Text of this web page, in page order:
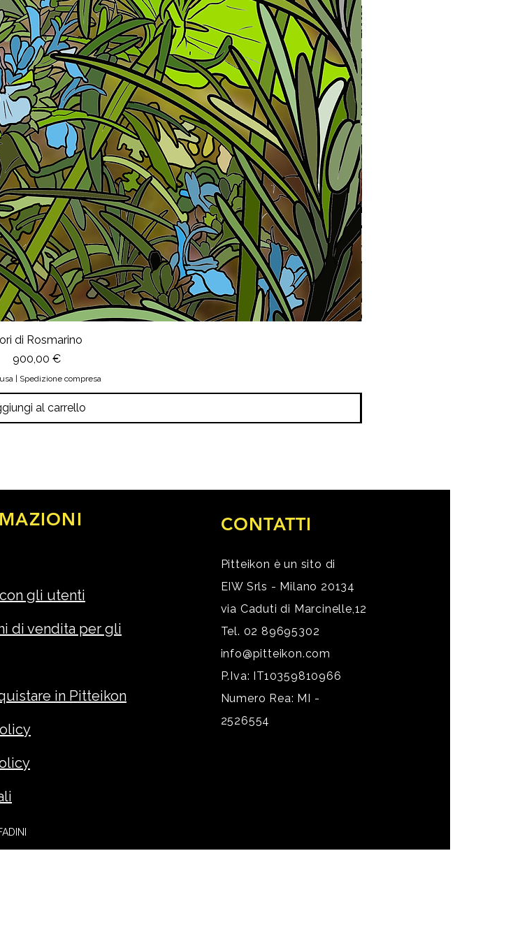
di Rosmarino
Prezzo
900,00 €
Spedizione compresa
al carrello
gli utenti
di vendita per gli
in Pitteikon
CONTATTI
Pitteikon è un sito di
EIW Srls - Milano 20134
via Caduti di Marcinelle,12
Tel. 02 89695302
info@pitteikon.com
P.Iva: IT10359810966
Numero Rea: MI -
2526554